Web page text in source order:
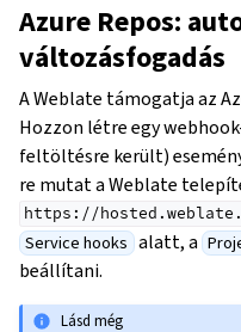
Azure Repos:
változásfogadás
A Weblate támogatja az
Hozzon létre egy
feltöltésre került)
re mutat a Weblate
https://
Service hooks alatt, a
beállítani.
Lásd még